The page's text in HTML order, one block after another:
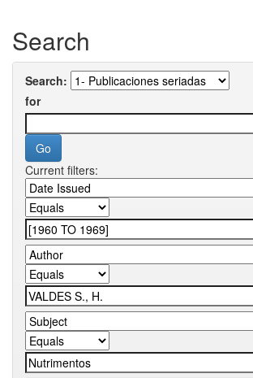
Search
Search:
for
Current filters: